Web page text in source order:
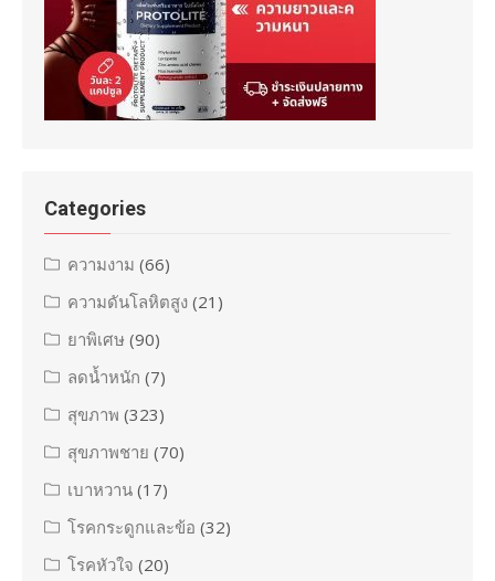
Categories
ความงาม (66)
ความดันโลหิตสูง (21)
ยาพิเศษ (90)
ลดน้ำหนัก (7)
สุขภาพ (323)
สุขภาพชาย (70)
เบาหวาน (17)
โรคกระดูกและข้อ (32)
โรคหัวใจ (20)